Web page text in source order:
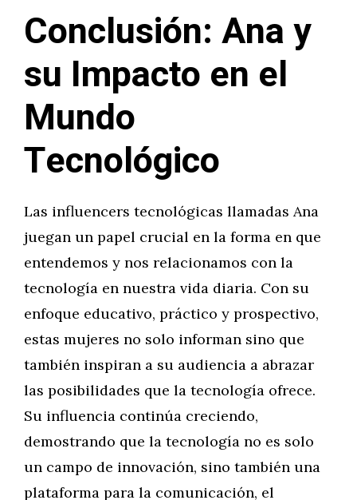
Conclusión: Ana y
su Impacto en el
Mundo
Tecnológico
Las influencers tecnológicas llamadas Ana
juegan un papel crucial en la forma en que
entendemos y nos relacionamos con la
tecnología en nuestra vida diaria. Con su
enfoque educativo, práctico y prospectivo,
estas mujeres no solo informan sino que
también inspiran a su audiencia a abrazar
las posibilidades que la tecnología ofrece.
Su influencia continúa creciendo,
demostrando que la tecnología no es solo
un campo de innovación, sino también una
plataforma para la comunicación, el